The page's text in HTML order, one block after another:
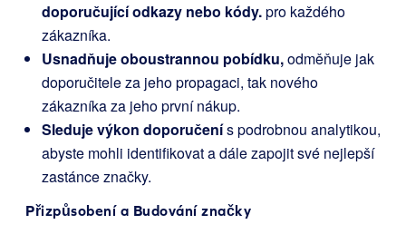
doporučující odkazy nebo kódy.pro každého
zákazníka.
Usnadňuje oboustrannou pobídku,odměňuje jak
doporučitele za jeho propagaci, tak nového
zákazníka za jeho první nákup.
Sleduje výkon doporučenís podrobnou analytikou,
abyste mohli identifikovat a dále zapojit své nejlepší
zastánce značky.
Přizpůsobení a Budování značky